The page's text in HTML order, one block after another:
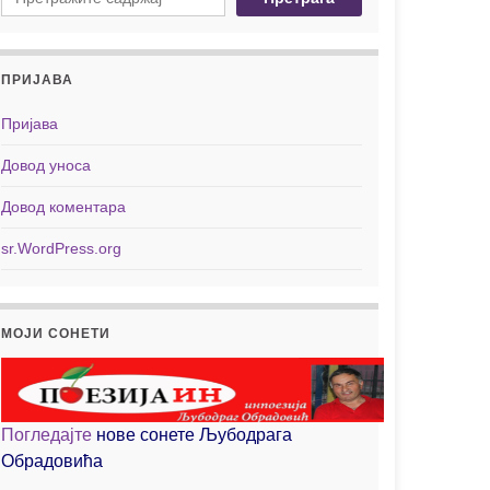
ПРИЈАВА
Пријава
Довод уноса
Довод коментара
sr.WordPress.org
МОЈИ СОНЕТИ
Погледајте нове сонете Љубодрага
Обрадовића